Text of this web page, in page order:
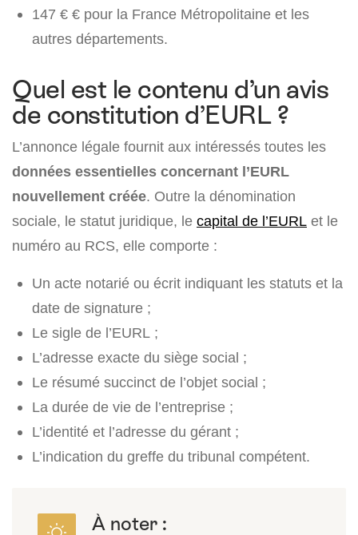
147 € € pour la France Métropolitaine et les
autres départements.
Quel est le contenu d’un avis
de constitution d’EURL ?
L’annonce légale fournit aux intéressés toutes les
données essentielles concernant l’EURL
nouvellement créée. Outre la dénomination
sociale, le statut juridique, le capital de l’EURL et le
numéro au RCS, elle comporte :
Un acte notarié ou écrit indiquant les statuts et la
date de signature ;
Le sigle de l’EURL ;
L’adresse exacte du siège social ;
Le résumé succinct de l’objet social ;
La durée de vie de l’entreprise ;
L’identité et l’adresse du gérant ;
L’indication du greffe du tribunal compétent.
À noter :